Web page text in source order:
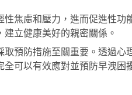
焦慮和壓力，進而促進性功
立健康美好的親密關係。
預防措施至關重要。透過心
可以有效應對並預防早洩困